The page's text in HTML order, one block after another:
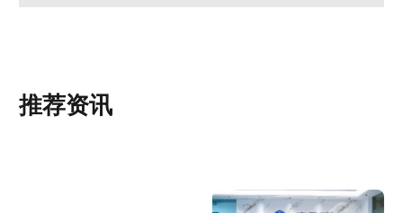
推荐资讯